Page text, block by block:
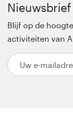
Nieuwsbrief
Blijf op de
activiteiten van
Your email